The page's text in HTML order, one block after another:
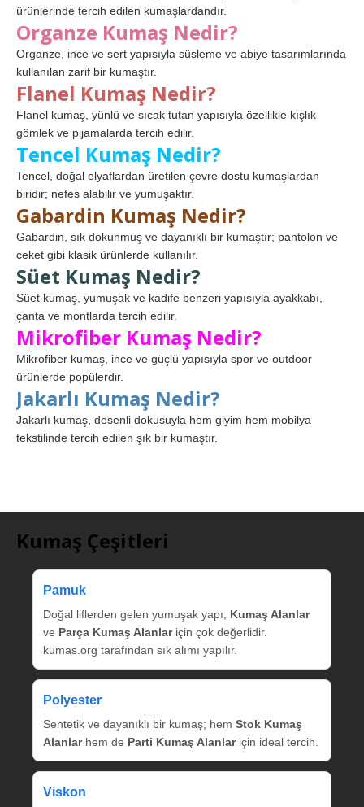
ürünlerinde tercih edilen kumaşlardandır.
Organze Kumaş Nedir?
Organze, ince ve sert yapısıyla süsleme ve abiye tasarımlarında
kullanılan zarif bir kumaştır.
Flanel Kumaş Nedir?
Flanel kumaş, yünlü ve sıcak tutan yapısıyla özellikle kışlık
gömlek ve pijamalarda tercih edilir.
Tencel Kumaş Nedir?
Tencel, doğal elyaflardan üretilen çevre dostu kumaşlardan
biridir; nefes alabilir ve yumuşaktır.
Gabardin Kumaş Nedir?
Gabardin, sık dokunmuş ve dayanıklı bir kumaştır; pantolon ve
ceket gibi klasik ürünlerde kullanılır.
Süet Kumaş Nedir?
Süet kumaş, yumuşak ve kadife benzeri yapısıyla ayakkabı,
çanta ve montlarda tercih edilir.
Mikrofiber Kumaş Nedir?
Mikrofiber kumaş, ince ve güçlü yapısıyla spor ve outdoor
ürünlerde popülerdir.
Jakarlı Kumaş Nedir?
Jakarlı kumaş, desenli dokusuyla hem giyim hem mobilya
tekstilinde tercih edilen şık bir kumaştır.
Kumaş Çeşitleri
Pamuk
Doğal liflerden gelen yumuşak yapı, Kumaş Alanlar
ve Parça Kumaş Alanlariçin çok değerlidir.
kumas.org tarafından sık alımı yapılır.
Polyester
Sentetik ve dayanıklı bir kumaş; hem Stok Kumaş
Alanlarhem de Parti Kumaş Alanlariçin ideal tercih.
Viskon